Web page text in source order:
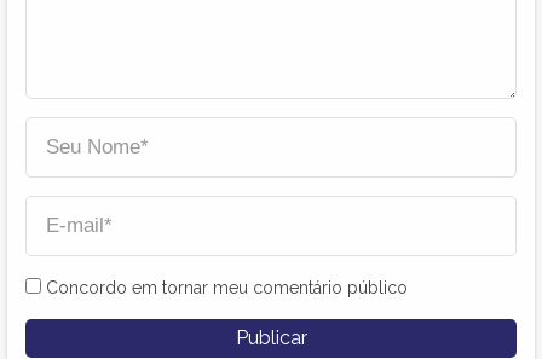
Concordo em tornar meu comentário público